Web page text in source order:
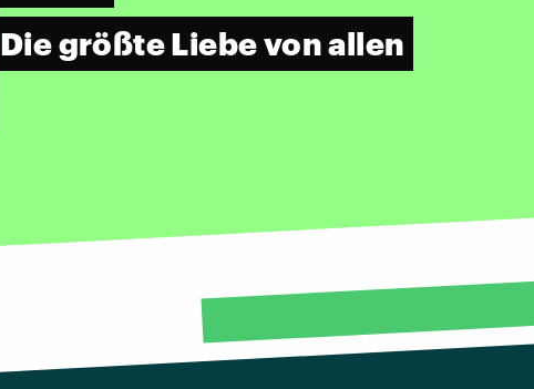
Die größte Liebe von allen